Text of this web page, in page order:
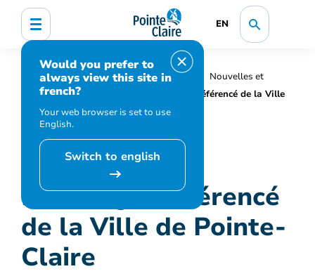
EN
Would you prefer to
always view this site in
french?
Your web browser is set to use
English.
Switch to english
Accueil Organisation municipale
Nouvelles et
médias
Actualités
Relevé géoréférencé de la Ville
de Pointe-Claire
Relevé géoréférencé
de la Ville de Pointe-
Claire